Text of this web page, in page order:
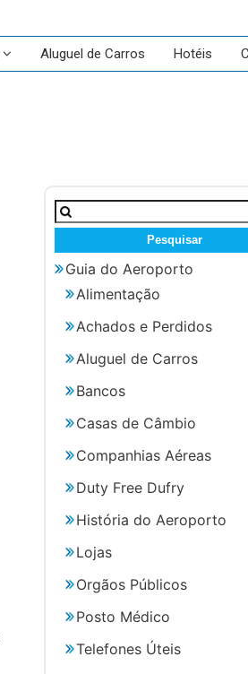
Aluguel de Carros Hotéis
Pesquisar
por:
Guia do Aeroporto
Alimentação
Achados e Perdidos
Aluguel de Carros
Bancos
Casas de Câmbio
Companhias Aéreas
Duty Free Dufry
História do Aeroporto
Lojas
Orgãos Públicos
Posto Médico
Telefones Úteis